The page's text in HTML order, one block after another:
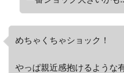
めちゃくちゃショック！
やっぱ親近感抱けるような